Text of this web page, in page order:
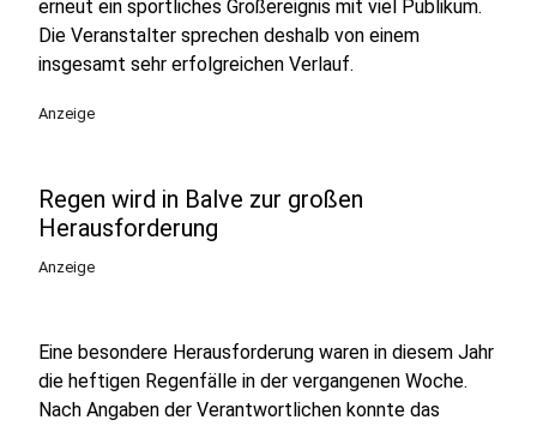
erneut ein sportliches Großereignis mit viel Publikum.
Die Veranstalter sprechen deshalb von einem
insgesamt sehr erfolgreichen Verlauf.
Anzeige
Regen wird in Balve zur großen
Herausforderung
Anzeige
Eine besondere Herausforderung waren in diesem Jahr
die heftigen Regenfälle in der vergangenen Woche.
Nach Angaben der Verantwortlichen konnte das